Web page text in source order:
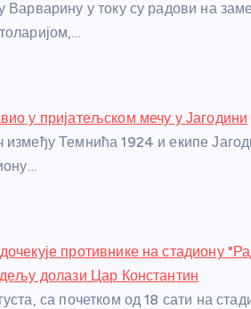
у току су радови на
у пријатељском мечу у Јагодини
Темнића 1924 и екипе
противнике на стадиону
долази Цар Константин
са почетком од 18 сати на